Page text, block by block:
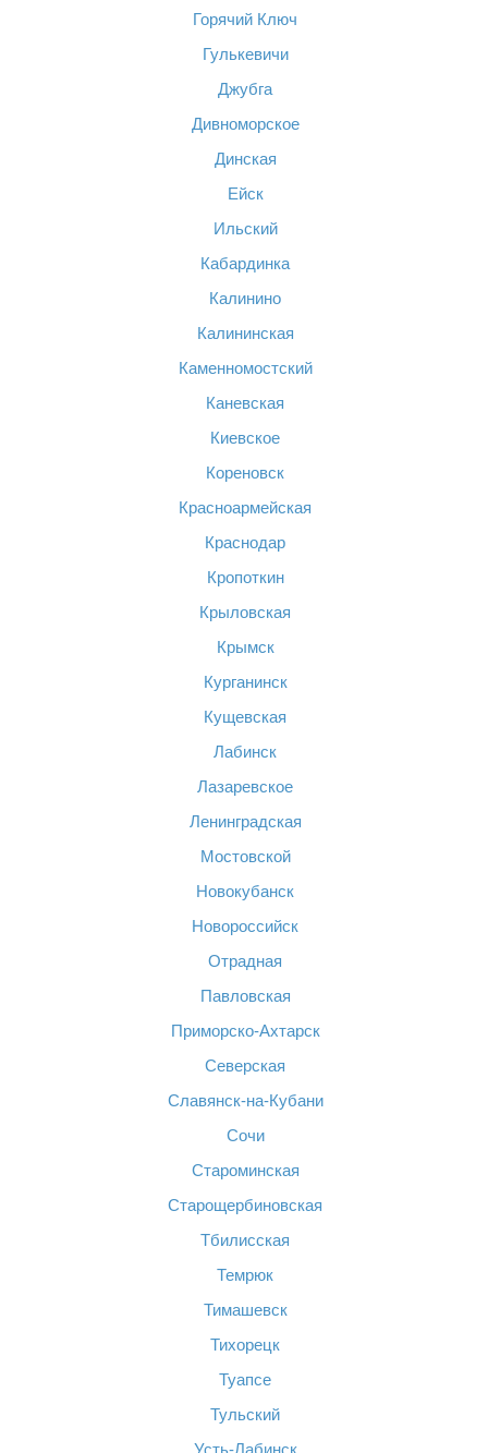
Горячий Ключ
Гулькевичи
Джубга
Дивноморское
Динская
Ейск
Ильский
Кабардинка
Калинино
Калининская
Каменномостский
Каневская
Киевское
Кореновск
Красноармейская
Краснодар
Кропоткин
Крыловская
Крымск
Курганинск
Кущевская
Лабинск
Лазаревское
Ленинградская
Мостовской
Новокубанск
Новороссийск
Отрадная
Павловская
Приморско-Ахтарск
Северская
Славянск-на-Кубани
Сочи
Староминская
Старощербиновская
Тбилисская
Темрюк
Тимашевск
Тихорецк
Туапсе
Тульский
Усть-Лабинск